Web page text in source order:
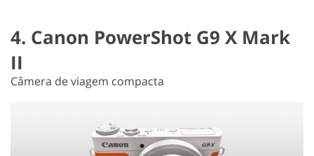
4. Canon PowerShot G9 X Mark
II
Câmera de viagem compacta